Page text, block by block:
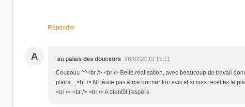
Répondre
A au palais des douceurs 26/02/2013 15:11
Coucouu ^^<br /> <br /> Belle réalisation, avec beaucoup de travail
plaira....<br /> N'hésite pas à me donner ton avis et si mes recettes te
<br /> <br /> <br /> A bientôt j'espère